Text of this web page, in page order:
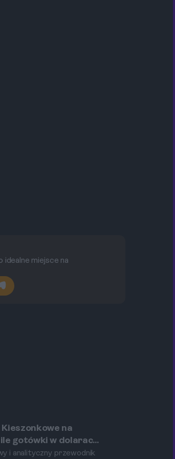
idealne miejsce na
Kieszonkowe na
ile gotówki w dolarach
codzienne wydatki?
i analityczny przewodnik